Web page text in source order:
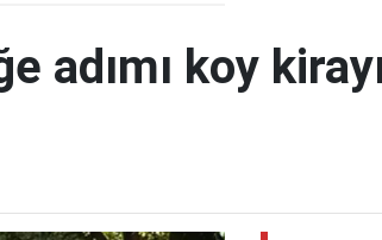
adımı koy